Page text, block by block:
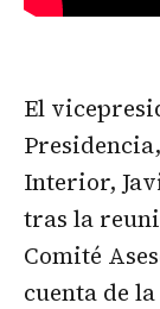
El
Interior,
tras la
Comité
cuenta de